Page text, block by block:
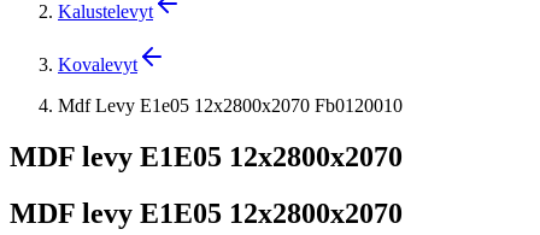
Kalustelevyt
Kovalevyt
Mdf Levy E1e05 12x2800x2070 Fb0120010
MDF levy E1E05 12x2800x2070
MDF levy E1E05 12x2800x2070